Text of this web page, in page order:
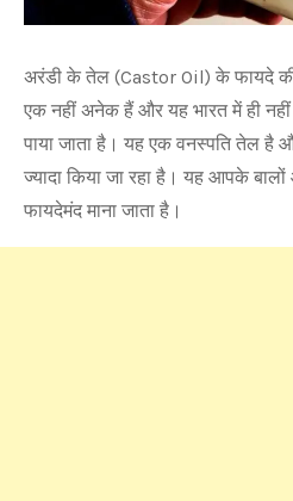
अरंडी के तेल (Castor Oil) के फायदे
एक नहीं अनेक हैं और यह भारत में ही
पाया जाता है। यह एक वनस्पति तेल
ज्यादा किया जा रहा है। यह आपके
फायदेमंद माना जाता है।